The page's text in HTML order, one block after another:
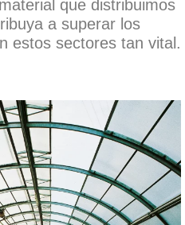
que distribuimos
a superar los
estos sectores tan vital.